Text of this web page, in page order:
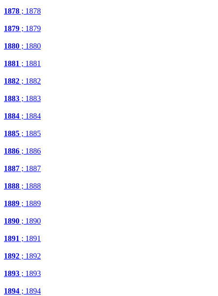
1878 ; 1878
1879 ; 1879
1880 ; 1880
1881 ; 1881
1882 ; 1882
1883 ; 1883
1884 ; 1884
1885 ; 1885
1886 ; 1886
1887 ; 1887
1888 ; 1888
1889 ; 1889
1890 ; 1890
1891 ; 1891
1892 ; 1892
1893 ; 1893
1894 ; 1894